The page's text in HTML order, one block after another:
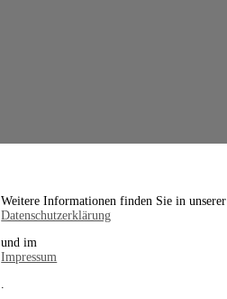
Weitere Informationen finden Sie in unserer
Datenschutzerklärung
und im
Impressum
.